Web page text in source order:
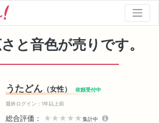
と音色が売りです。
うたどん （女性） 依頼受付中
最終ログイン：1年以上前
総合評価： ★★★★★ 集計中